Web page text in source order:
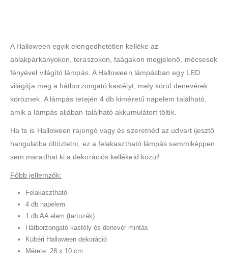
A Halloween egyik elengedhetetlen kelléke az
ablakpárkányokon, teraszokon, faágakon megjelenő, mécsesek
fényével világító lámpás. A Halloween lámpásban egy LED
világítja meg a hátborzongató kastélyt, mely körül denevérek
köröznek. A lámpás tetején 4 db kiméretű napelem található,
amik a lámpás aljában található akkumulátort töltik.
Ha te is Halloween rajongó vagy és szeretnéd az udvart ijesztő
hangulatba öltöztetni, ez a felakasztható lámpás semmiképpen
sem maradhat ki a dekorációs kellékeid közül!
Főbb jellemzők:
Felakasztható
4 db napelem
1 db AA elem (tartozék)
Hátborzongató kastély és denevér mintás
Kültéri Halloween dekoráció
Mérete: 28 x 10 cm